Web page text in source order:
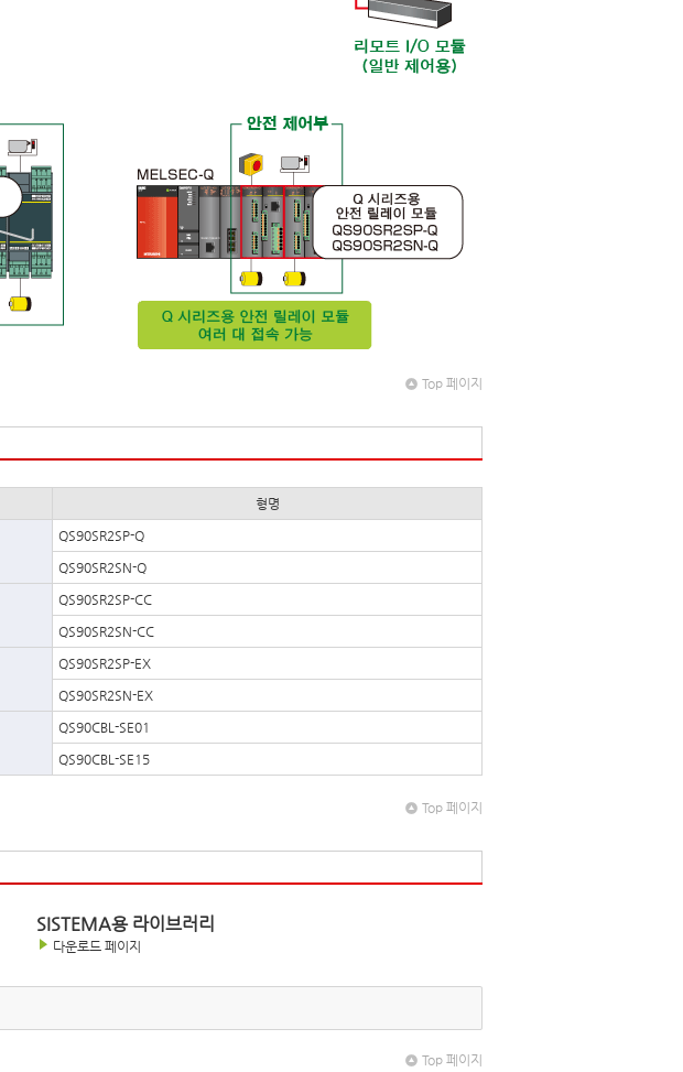
Top 페이지
형명
QS90SR2SP-Q
QS90SR2SN-Q
QS90SR2SP-CC
QS90SR2SN-CC
QS90SR2SP-EX
QS90SR2SN-EX
QS90CBL-SE01
QS90CBL-SE15
Top 페이지
SISTEMA용 라이브러리
다운로드 페이지
Top 페이지